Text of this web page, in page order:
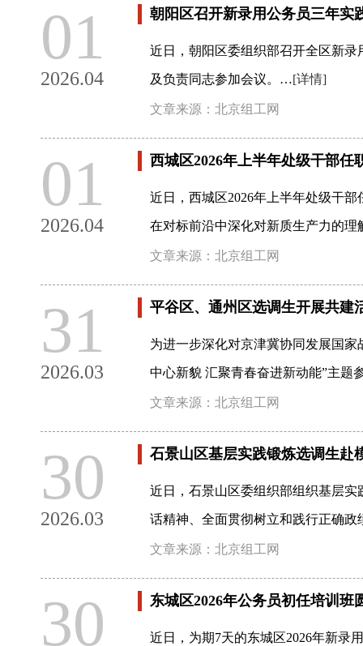
01
2026.04
朝阳区召开新录用公务员三年实
近日，朝阳区委组织部召开全区新
及负责同志参加会议。…[详情]
文章来源：北京组工网
01
2026.04
西城区2026年上半年处级干部任
近日，西城区2026年上半年处级干
在对标前沿中深化对新质生产力的
文章来源：北京组工网
31
2026.03
平谷区、通州区选调生开展共建
为进一步深化对京津冀协同发展国
中心新貌 汇聚青春奋进新动能”主
文章来源：北京组工网
30
2026.03
石景山区基层实践锻炼选调生赴
近日，石景山区委组织部组织基层
话精神、全面贯彻树立和践行正确
文章来源：北京组工网
30 东城区2026年公务员初任培训班
近日，为期7天的东城区2026年新录